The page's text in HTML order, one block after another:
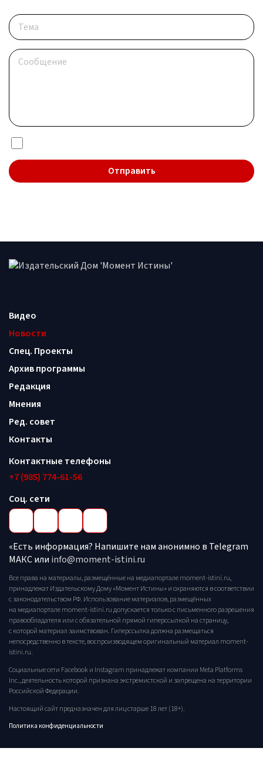
Видео
Новости
Спец. Проекты
Архив программы
Редакция
Мнения
Ред. совет
Контакты
Контактные телефоны
+7 (985) 774-61-56
Соц. сети
«Есть информация? Напишите нам анонимно в Telegram
МАКС или info@moment-istini.ru
Все права на материалы, размещённые на медиапортале moment-istini.ru,
принадлежат Издательскому Дому «Момент Истины» и охраняются в соответствии
с законодательством РФ. Использование материалов, размещённых
на медиапортале moment-istini.ru допускается только с письменного разрешения
правообладателя или с обязательной прямой гиперссылкой на страницу,
с которой материал заимствован. Гиперссылка должна размещаться
непосредственно в тексте, воспроизводящем оригинальный материал moment-
istini.ru.
Социальные сети Facebook и Instagram принадлежат компании Meta Platforms
Inc., деятельность которой признана экстремистской и запрещена на территории
Российской Федерации.
Настоящий сайт предназначен для лиц старше 18 лет (18+).
Политика конфиденциальности